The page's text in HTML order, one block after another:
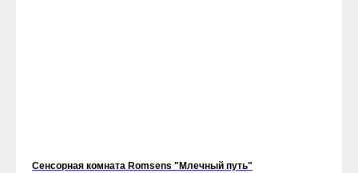
Сенсорная комната Romsens "Млечный путь"